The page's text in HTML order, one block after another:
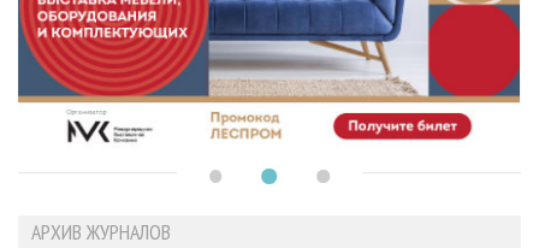
АРХИВ ЖУРНАЛОВ